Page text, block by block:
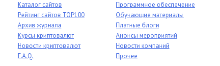
Каталог сайтов
Рейтинг сайтов TOP100
Архив журнала
Курсы криптовалют
Новости криптовалют
F.A.Q.
Программное обеспечение
Обучающие материалы
Платные блоги
Анонсы мероприятий
Новости компаний
Прочее